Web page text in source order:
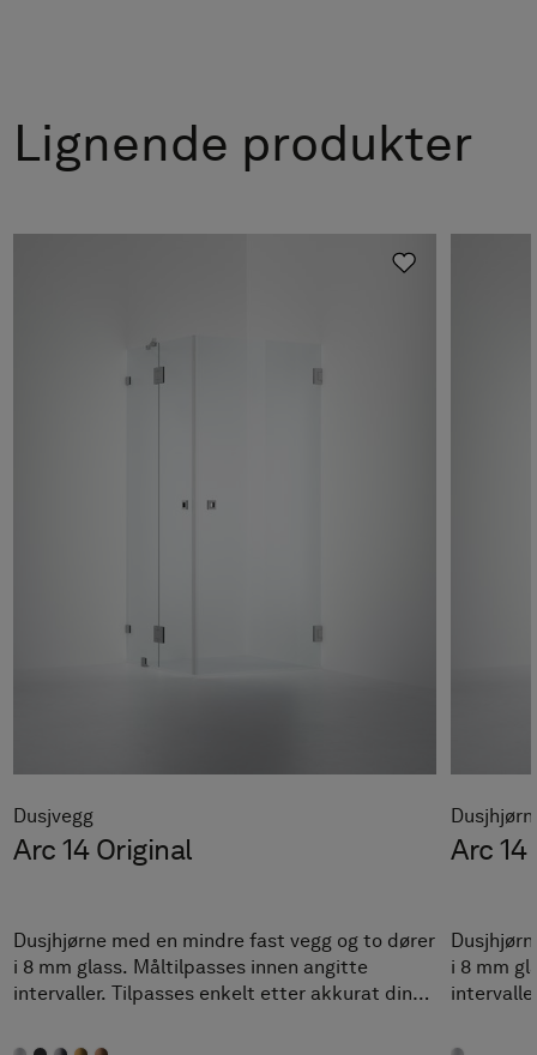
Lignende produkter
Dusjvegg
Arc 14 Original
Dusjhjørne med en mindre fast vegg og to dører
i 8 mm glass. Måltilpasses innen angitte
intervaller. Tilpasses enkelt etter akkurat dine
Arc 14
i 8 mm